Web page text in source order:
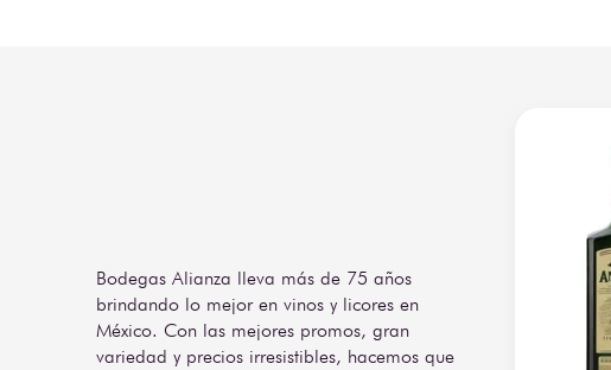
Bodegas Alianza lleva más de 75 años
brindando lo mejor en vinos y licores en
México. Con las mejores promos, gran
variedad y precios irresistibles, hacemos que